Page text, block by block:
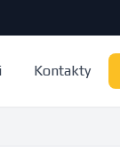
Kontakty